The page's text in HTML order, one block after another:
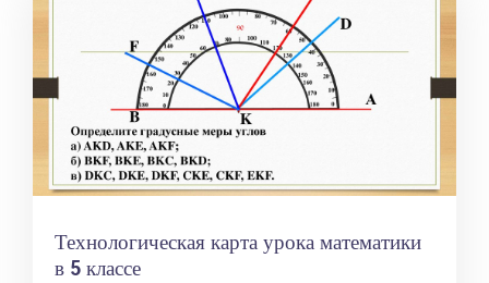
Технологическая карта урока математики
в 5 классе